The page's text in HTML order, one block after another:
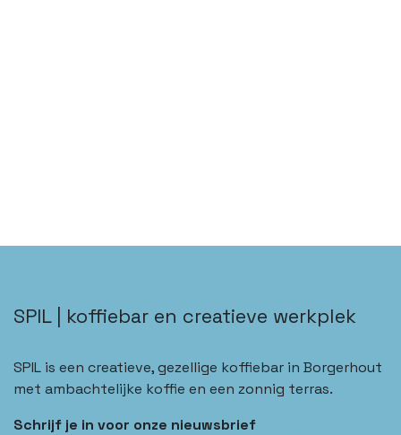
SPIL | koffiebar en creatieve werkplek
SPIL is een creatieve, gezellige koffiebar in Borgerhout
met ambachtelijke koffie en een zonnig terras.
Schrijf je in voor onze nieuwsbrief